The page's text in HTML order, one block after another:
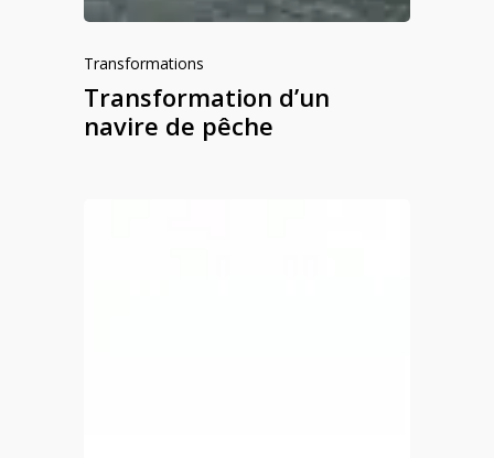
Transformations
Transformation d’un
navire de pêche